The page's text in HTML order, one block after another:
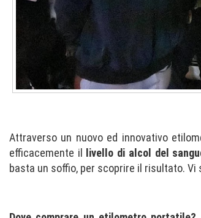
Attraverso un nuovo ed innovativo
efficacemente il
livello di alcol del
basta un soffio, per scoprire il risultato.